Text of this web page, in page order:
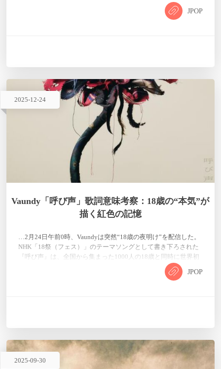
JPOP
として書き下ろされた作品。 90年代の英国アートシーン
（YBA：ヤング・ブリティッシュ・アーティスツ）が持つ「既
2025-12-24
Vaundy「呼び声」歌詞意味考察：18歳の“本気”が
描く紅色の記憶
JPOP
…2月24日午前0時、Vaundyは突然“18歳の夜明け”を配信した。
NHK「18祭（フェス）」のテーマソングとして書き下ろされた
『呼び声』は、全国から集まった1000人の18歳と同時に世界初
披露された一曲だ。番組のコンセプトは“本気”――カメラの向
こうにいる少年少女の声をひとつひとつ拾い、それを元に
2025-09-30